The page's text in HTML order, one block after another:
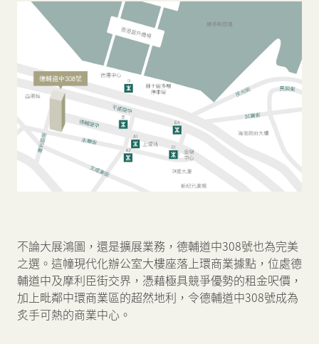
不論大展鴻圖，還是擴展業務，德輔道中308號也為完美
之選。這幢現代化辦公室大樓座落上環商業據點，位處德
輔道中及摩利臣街交界，憑藉極具競爭優勢的租金呎價，
加上毗鄰中環商業區的超然地利，令德輔道中308號成為
炙手可熱的商業中心。